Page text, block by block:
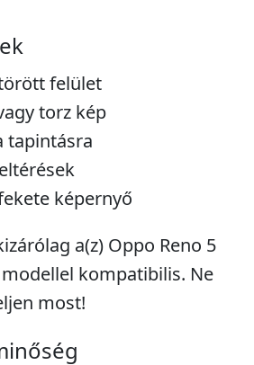
felület
torz kép
tapintásra
képernyő
a(z) Oppo Reno 5
kompatibilis. Ne
most!